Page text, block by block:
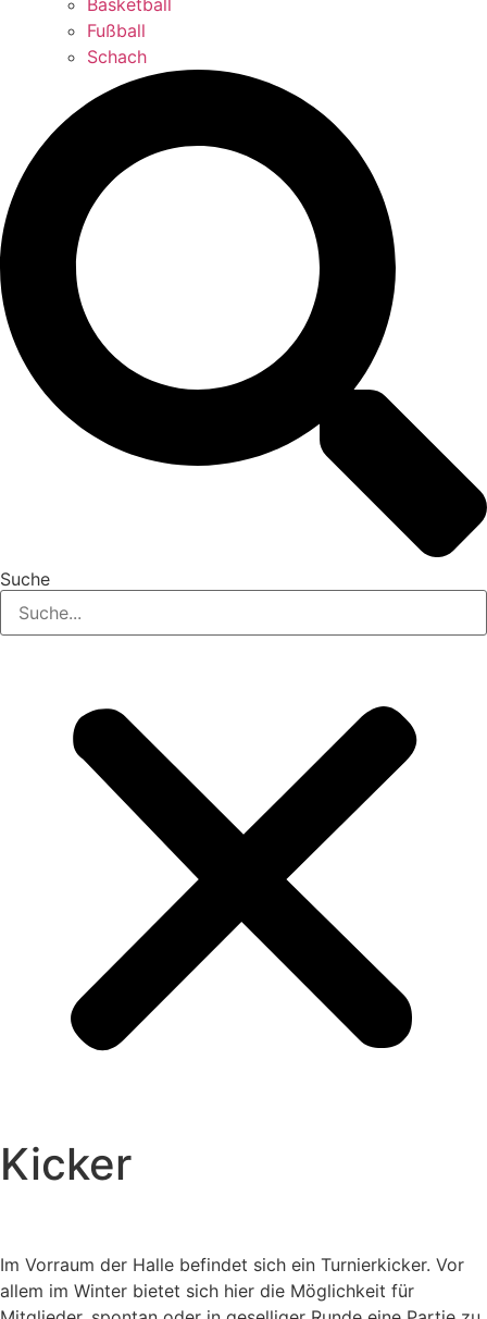
Basketball
Fußball
Schach
Suche
Kicker
Im Vorraum der Halle befindet sich ein Turnierkicker. Vor
allem im Winter bietet sich hier die Möglichkeit für